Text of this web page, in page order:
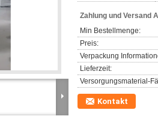
Zahlung und Versand
Min Bestellmenge:
Preis:
Verpackung
Lieferzeit:
Versorgungsmaterial-
Kontakt